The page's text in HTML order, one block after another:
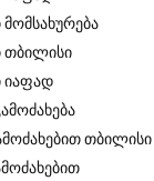
მომსახურება
თბილისი
იაფად
თბილისი